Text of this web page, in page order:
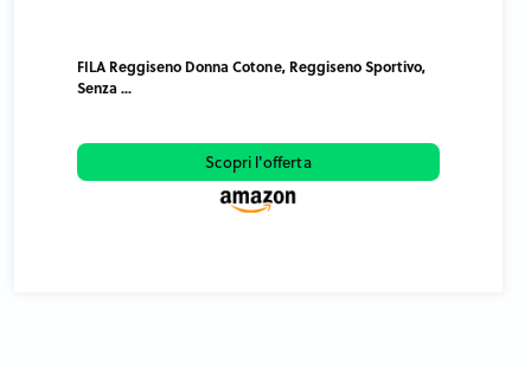
FILA Reggiseno Donna Cotone, Reggiseno Sportivo,
Senza ...
Scopri l'offerta